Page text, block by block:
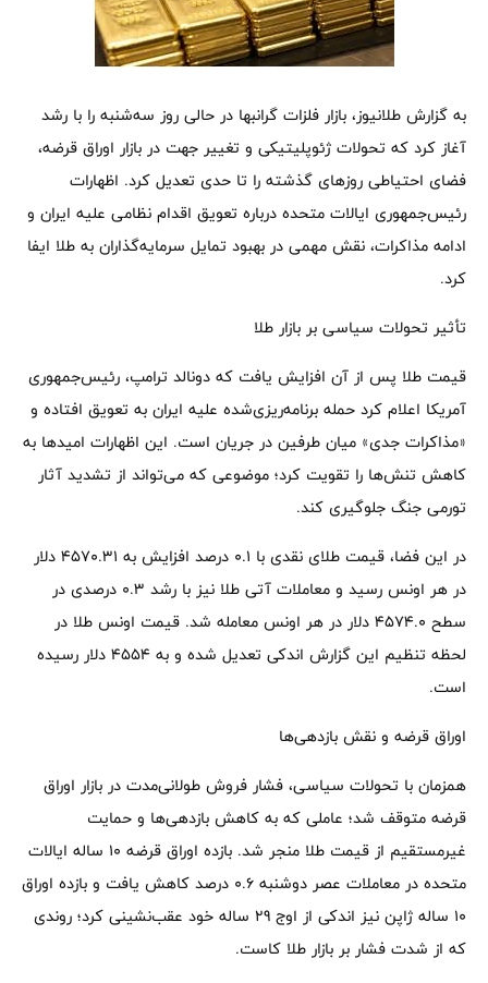
به گزارش طلانیوز، بازار فلزات گرانبها در حالی روز سه‌شنبه را با رشد
آغاز کرد که تحولات ژئوپلیتیکی و تغییر جهت در بازار اوراق قرضه،
فضای احتیاطی روزهای گذشته را تا حدی تعدیل کرد. اظهارات
رئیس‌جمهوری ایالات متحده درباره تعویق اقدام نظامی علیه ایران و
ادامه مذاکرات، نقش مهمی در بهبود تمایل سرمایه‌گذاران به طلا ایفا
کرد.
تأثیر تحولات سیاسی بر بازار طلا
قیمت طلا پس از آن افزایش یافت که دونالد ترامپ، رئیس‌جمهوری
آمریکا اعلام کرد حمله برنامه‌ریزی‌شده علیه ایران به تعویق افتاده و
«مذاکرات جدی» میان طرفین در جریان است. این اظهارات امیدها به
کاهش تنش‌ها را تقویت کرد؛ موضوعی که می‌تواند از تشدید آثار
تورمی جنگ جلوگیری کند.
در این فضا، قیمت طلای نقدی با 0.1 درصد افزایش به 4570.31 دلار
در هر اونس رسید و معاملات آتی طلا نیز با رشد 0.3 درصدی در
سطح 4574.0 دلار در هر اونس معامله شد. قیمت اونس طلا در
لحظه تنظیم این گزارش اندکی تعدیل شده و به ۴۵۵۴ دلار رسیده
است.
اوراق قرضه و نقش بازدهی‌ها
همزمان با تحولات سیاسی، فشار فروش طولانی‌مدت در بازار اوراق
قرضه متوقف شد؛ عاملی که به کاهش بازدهی‌ها و حمایت
غیرمستقیم از قیمت طلا منجر شد. بازده اوراق قرضه 10 ساله ایالات
متحده در معاملات عصر دوشنبه 0.6 درصد کاهش یافت و بازده اوراق
10 ساله ژاپن نیز اندکی از اوج 29 ساله خود عقب‌نشینی کرد؛ روندی
که از شدت فشار بر بازار طلا کاست.